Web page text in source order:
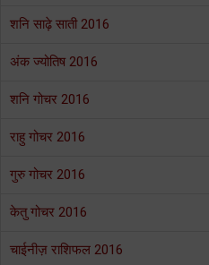
शनि साढ़े साती 2016
अंक ज्योतिष 2016
शनि गोचर 2016
राहु गोचर 2016
गुरु गोचर 2016
केतु गोचर 2016
चाईनीज़ राशिफल 2016